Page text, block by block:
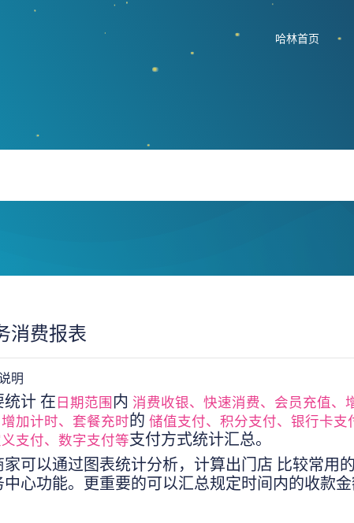
哈林首页
消费报表
明
统计 在 日期范围 内 消费收银、快速消费、会员充值、
加计时、套餐充时的 储值支付、积分支付、银行卡支
义支付、数字支付等支付方式统计汇总。
家可以通过图表统计分析，计算出门店 比较常用
中心功能。更重要的可以汇总规定时间内的收款金